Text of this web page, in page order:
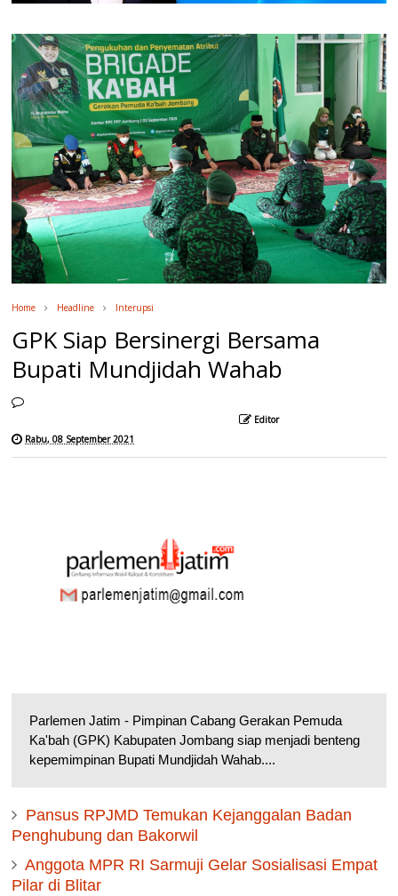
Home Headline Interupsi
GPK Siap Bersinergi Bersama
Bupati Mundjidah Wahab
Editor
Rabu, 08 September 2021
Parlemen Jatim - Pimpinan Cabang Gerakan Pemuda
Ka'bah (GPK) Kabupaten Jombang siap menjadi benteng
kepemimpinan Bupati Mundjidah Wahab....
Pansus RPJMD Temukan Kejanggalan Badan
Penghubung dan Bakorwil
Anggota MPR RI Sarmuji Gelar Sosialisasi Empat
Pilar di Blitar